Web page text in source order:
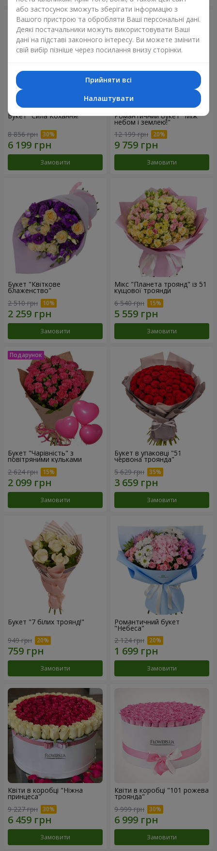
Букет "Сила Кохання!"
8 856 грн
Замовити
Романтичний букет "Між
небом і землею!"
12 199 грн
Замовити
Букет "Квіткове
блаженство"
2 510 грн
Замовити
Мікс "Планета троянд" із 51
кущової троянди
6 540 грн
Замовити
Букет "Чарівність" з
повітряними кульками
2 624 грн
Замовити
Букет в упаковці "51
червона троянда"
5 629 грн
Замовити
Букет "7 білих троянд!"
949 грн
Замовити
Романтичний букет
"Небеса"
2 124 грн
Замовити
Квіти в коробці "Ніжна
принцеса"
9 227 грн
Замовити
Квіти в коробці "101 рожева
троянда"
9 999 грн
Замовити
або застосунок зможуть зберігати інформацію з
Вашого пристрою та обробляти Ваші персональні дані.
Деякі постачальники можуть використовувати Ваші
дані на підставі законного інтересу. Ви можете змінити
свій вибір пізніше через посилання внизу сторінки.
Прийняти всі
Налаштувати